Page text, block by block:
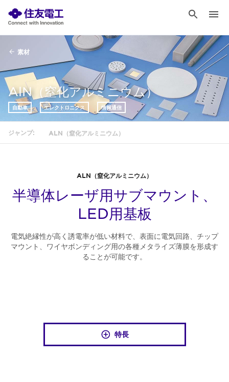
素材
AlN（窒化アルミニウム）
自動車 エレクトロニクス 情報通信
ジャンプ: ALN（窒化アルミニウム）
ALN（窒化アルミニウム）
半導体レーザ用サブマウント、
LED用基板
電気絶縁性が高く誘電率が低い材料で、表面に電気回路、チップ
マウント、ワイヤボンディング用の各種メタライズ薄膜を形成す
ることが可能です。
特長